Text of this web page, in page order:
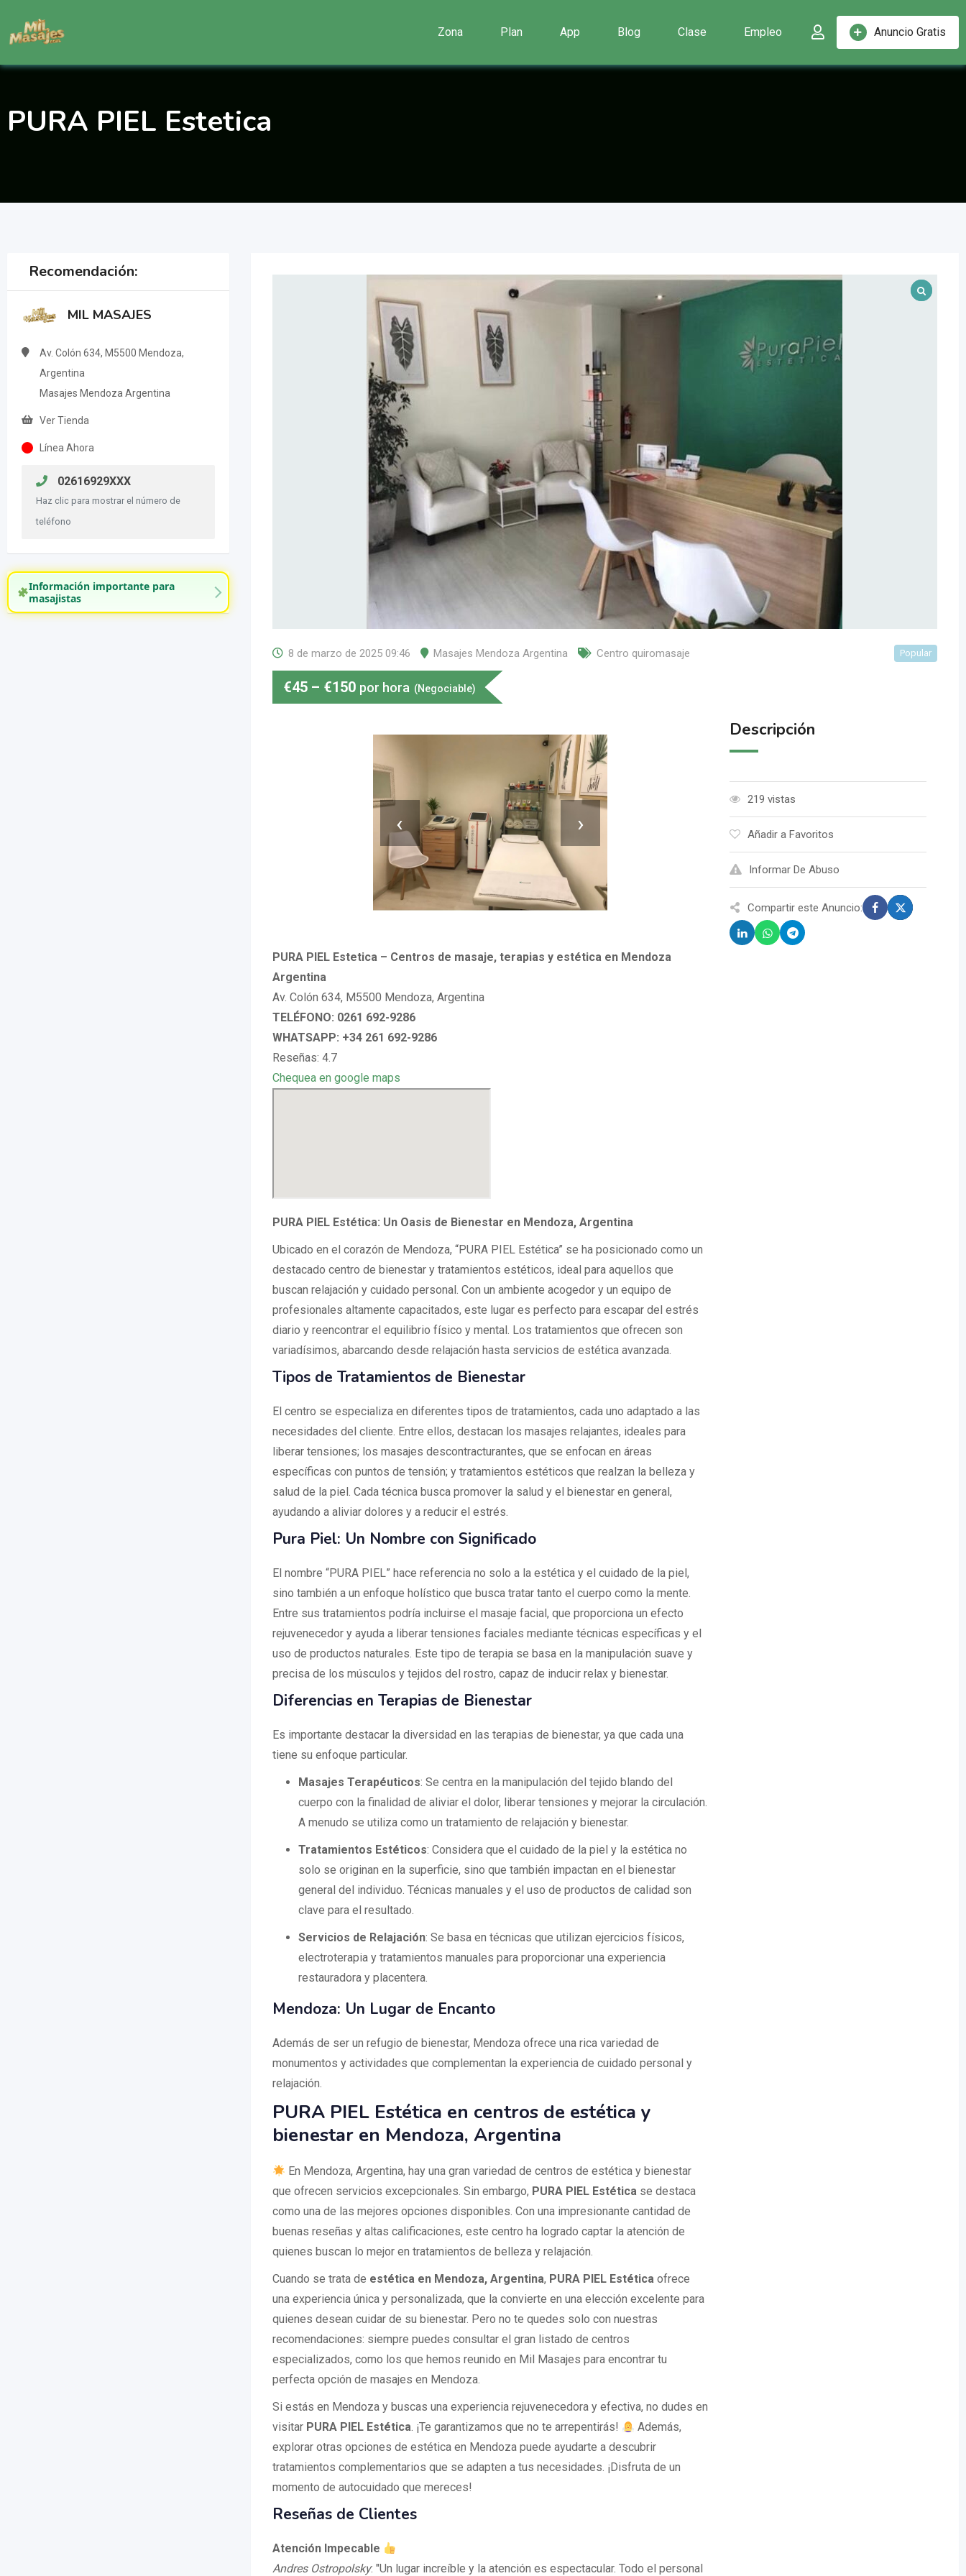
contenido
Anuncio Gratis
Zona Plan App Blog Clase Empleo
PURA PIEL Estetica
Recomendación:
MIL MASAJES
Av. Colón 634, M5500 Mendoza,
Argentina
Masajes Mendoza Argentina
Ver Tienda
Línea Ahora
02616929XXX
Haz clic para mostrar el número de
teléfono
Información importante para
masajistas
8 de marzo de 2025 09:46 Masajes Mendoza Argentina Centro quiromasaje Popular
€45 – €150 por hora (Negociable)
‹ ›
PURA PIEL Estetica – Centros de masaje, terapias y estética en Mendoza
Argentina
Av. Colón 634, M5500 Mendoza, Argentina
TELÉFONO: 0261 692-9286
WHATSAPP: +34 261 692-9286
Reseñas: 4.7
Chequea en google maps
PURA PIEL Estética: Un Oasis de Bienestar en Mendoza, Argentina
Ubicado en el corazón de Mendoza, “PURA PIEL Estética” se ha posicionado como un
destacado centro de bienestar y tratamientos estéticos, ideal para aquellos que
buscan relajación y cuidado personal. Con un ambiente acogedor y un equipo de
profesionales altamente capacitados, este lugar es perfecto para escapar del estrés
diario y reencontrar el equilibrio físico y mental. Los tratamientos que ofrecen son
variadísimos, abarcando desde relajación hasta servicios de estética avanzada.
Tipos de Tratamientos de Bienestar
El centro se especializa en diferentes tipos de tratamientos, cada uno adaptado a las
necesidades del cliente. Entre ellos, destacan los masajes relajantes, ideales para
liberar tensiones; los masajes descontracturantes, que se enfocan en áreas
específicas con puntos de tensión; y tratamientos estéticos que realzan la belleza y
salud de la piel. Cada técnica busca promover la salud y el bienestar en general,
ayudando a aliviar dolores y a reducir el estrés.
Pura Piel: Un Nombre con Significado
El nombre “PURA PIEL” hace referencia no solo a la estética y el cuidado de la piel,
sino también a un enfoque holístico que busca tratar tanto el cuerpo como la mente.
Entre sus tratamientos podría incluirse el masaje facial, que proporciona un efecto
rejuvenecedor y ayuda a liberar tensiones faciales mediante técnicas específicas y el
uso de productos naturales. Este tipo de terapia se basa en la manipulación suave y
precisa de los músculos y tejidos del rostro, capaz de inducir relax y bienestar.
Diferencias en Terapias de Bienestar
Es importante destacar la diversidad en las terapias de bienestar, ya que cada una
tiene su enfoque particular.
Masajes Terapéuticos: Se centra en la manipulación del tejido blando del
cuerpo con la finalidad de aliviar el dolor, liberar tensiones y mejorar la circulación.
A menudo se utiliza como un tratamiento de relajación y bienestar.
Tratamientos Estéticos: Considera que el cuidado de la piel y la estética no
solo se originan en la superficie, sino que también impactan en el bienestar
general del individuo. Técnicas manuales y el uso de productos de calidad son
clave para el resultado.
Servicios de Relajación: Se basa en técnicas que utilizan ejercicios físicos,
electroterapia y tratamientos manuales para proporcionar una experiencia
restauradora y placentera.
Mendoza: Un Lugar de Encanto
Además de ser un refugio de bienestar, Mendoza ofrece una rica variedad de
monumentos y actividades que complementan la experiencia de cuidado personal y
relajación.
PURA PIEL Estética en centros de estética y
bienestar en Mendoza, Argentina
En Mendoza, Argentina, hay una gran variedad de centros de estética y bienestar
que ofrecen servicios excepcionales. Sin embargo, PURA PIEL Estéticase destaca
como una de las mejores opciones disponibles. Con una impresionante cantidad de
buenas reseñas y altas calificaciones, este centro ha logrado captar la atención de
quienes buscan lo mejor en tratamientos de belleza y relajación.
Cuando se trata de estética en Mendoza, Argentina, PURA PIEL Estéticaofrece
una experiencia única y personalizada, que la convierte en una elección excelente para
quienes desean cuidar de su bienestar. Pero no te quedes solo con nuestras
recomendaciones: siempre puedes consultar el gran listado de centros
especializados, como los que hemos reunido en Mil Masajes para encontrar tu
perfecta opción de masajes en Mendoza.
Si estás en Mendoza y buscas una experiencia rejuvenecedora y efectiva, no dudes en
visitar PURA PIEL Estética. ¡Te garantizamos que no te arrepentirás!
Además,
explorar otras opciones de estética en Mendoza puede ayudarte a descubrir
tratamientos complementarios que se adapten a tus necesidades. ¡Disfruta de un
momento de autocuidado que mereces!
Reseñas de Clientes
Atención Impecable
Andres Ostropolsky: "Un lugar increíble y la atención es espectacular. Todo el personal
Descripción
219 vistas
Añadir a Favoritos
Informar De Abuso
Compartir este Anuncio: